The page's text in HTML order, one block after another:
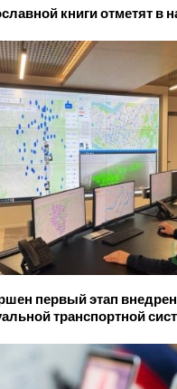
книги отметят в
первый этап
транспортной